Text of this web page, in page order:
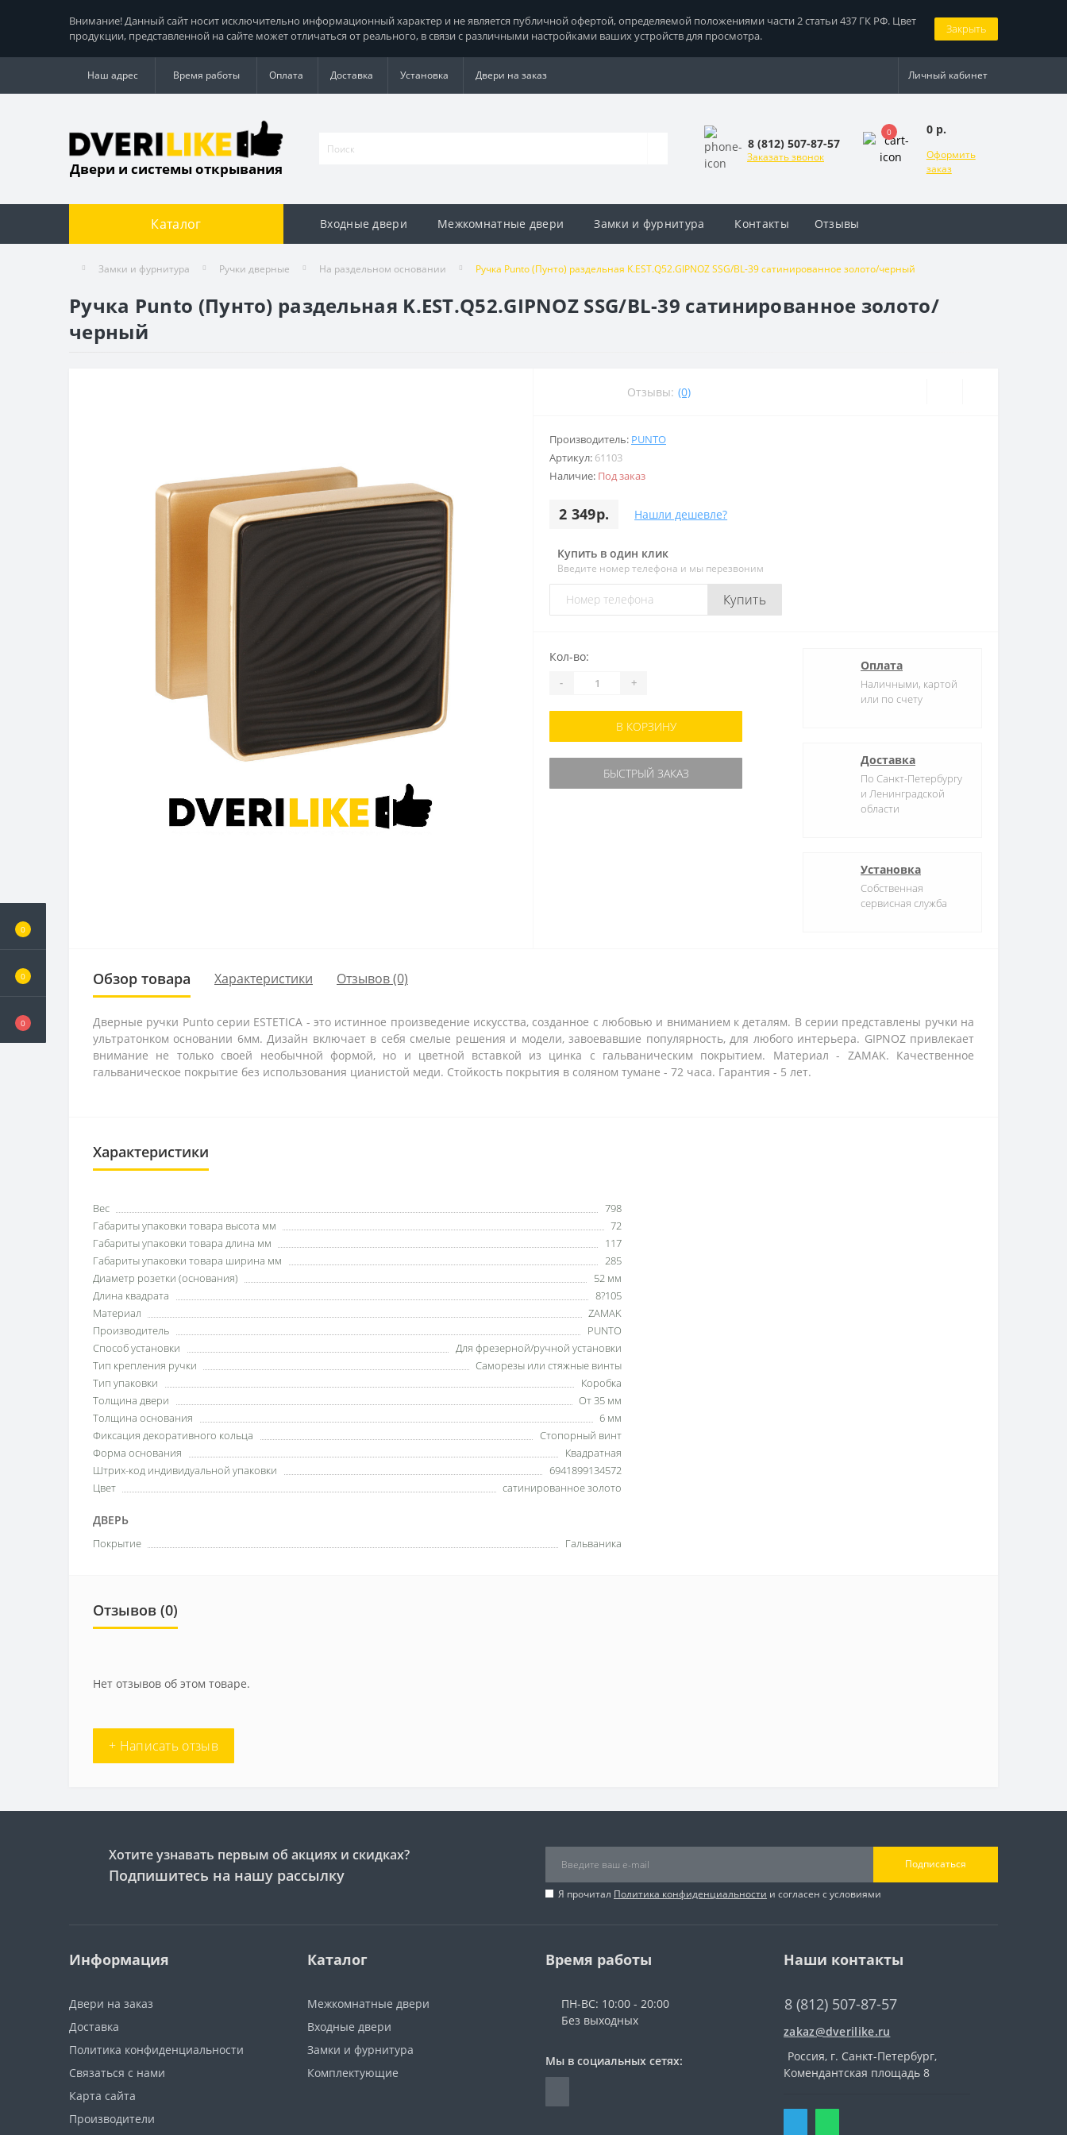
0
0
0
Внимание! Данный сайт носит исключительно информационный характер и не является публичной офертой, определяемой положениями части 2 статьи 437 ГК РФ. Цвет
продукции, представленной на сайте может отличаться от реального, в связи с различными настройками ваших устройств для просмотра.
Закрыть
Наш адрес Время работы Оплата Доставка Установка Двери на заказ Личный кабинет
Двери и системы открывания
8 (812) 507-87-57
Заказать звонок
0 0 р.
Оформить
заказ
Каталог Входные двери Межкомнатные двери Замки и фурнитура Контакты Отзывы
Замки и фурнитура Ручки дверные На раздельном основании Ручка Punto (Пунто) раздельная K.EST.Q52.GIPNOZ SSG/BL-39 сатинированное золото/черный
Ручка Punto (Пунто) раздельная K.EST.Q52.GIPNOZ SSG/BL-39 сатинированное золото/
черный
Отзывы: (0)
Производитель: PUNTO
Артикул: 61103
Наличие: Под заказ
2 349р. Нашли дешевле?
Купить в один клик
Введите номер телефона и мы перезвоним
Купить
Кол-во:
- +
В КОРЗИНУ
БЫСТРЫЙ ЗАКАЗ
Оплата
Наличными, картой
или по счету
Доставка
По Санкт-Петербургу
и Ленинградской
области
Установка
Собственная
сервисная служба
Обзор товара Характеристики Отзывов (0)
Дверные ручки Punto серии ESTETICA - это истинное произведение искусства, созданное с любовью и вниманием к деталям. В серии представлены ручки на
ультратонком основании 6мм. Дизайн включает в себя смелые решения и модели, завоевавшие популярность, для любого интерьера. GIPNOZ привлекает
внимание не только своей необычной формой, но и цветной вставкой из цинка с гальваническим покрытием. Материал - ZAMAK. Качественное
гальваническое покрытие без использования цианистой меди. Стойкость покрытия в соляном тумане - 72 часа. Гарантия - 5 лет.
Характеристики
Вес
798
Габариты упаковки товара высота мм
72
Габариты упаковки товара длина мм
117
Габариты упаковки товара ширина мм
285
Диаметр розетки (основания)
52 мм
Длина квадрата
8?105
Материал
ZAMAK
Производитель
PUNTO
Способ установки
Для фрезерной/ручной установки
Тип крепления ручки
Саморезы или стяжные винты
Тип упаковки
Коробка
Толщина двери
От 35 мм
Толщина основания
6 мм
Фиксация декоративного кольца
Стопорный винт
Форма основания
Квадратная
Штрих-код индивидуальной упаковки
6941899134572
Цвет
сатинированное золото
ДВЕРЬ
Покрытие Гальваника
Отзывов (0)
Нет отзывов об этом товаре.
+ Написать отзыв
Хотите узнавать первым об акциях и скидках?
Подпишитесь на нашу рассылку
Подписаться
Я прочитал Политика конфиденциальности и согласен с условиями
Информация
Двери на заказ
Доставка
Политика конфиденциальности
Связаться с нами
Карта сайта
Производители
Каталог
Межкомнатные двери
Входные двери
Замки и фурнитура
Комплектующие
Время работы
ПН-ВС: 10:00 - 20:00
Без выходных
Мы в социальных сетях:
Наши контакты
8 (812) 507-87-57
zakaz@dverilike.ru
Россия, г. Санкт-Петербург,
Комендантская площадь 8